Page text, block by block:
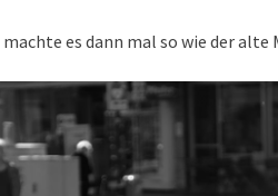
es dann mal so wie der